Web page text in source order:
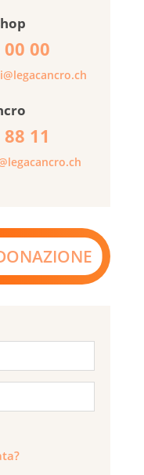
00
11